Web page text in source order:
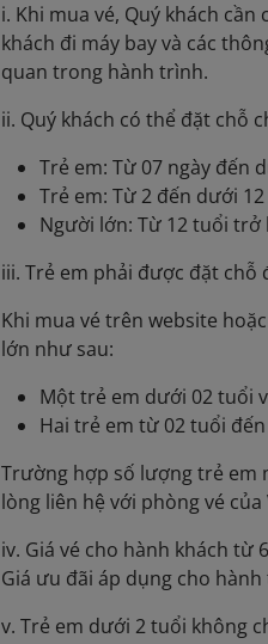
i. Khi mua vé, Quý khách
khách đi máy bay và các
quan trong hành trình.
ii. Quý khách có thể đặt chỗ
Trẻ em: Từ 07 ngày đến
Trẻ em: Từ 2 đến dưới
Người lớn: Từ 12 tuổi
iii. Trẻ em phải được đặt
Khi mua vé trên website
lớn như sau:
Một trẻ em dưới 02 tuổi
Hai trẻ em từ 02 tuổi
Trường hợp số lượng trẻ em
lòng liên hệ với phòng vé
iv. Giá vé cho hành khách từ
Giá ưu đãi áp dụng cho
v. Trẻ em dưới 2 tuổi không